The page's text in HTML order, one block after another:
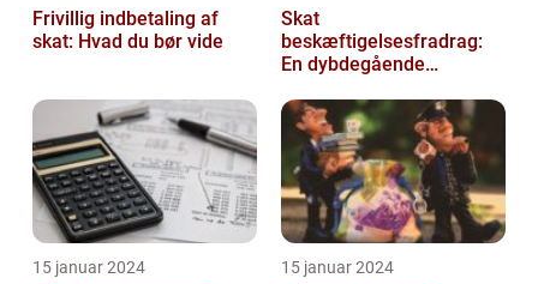
Frivillig indbetaling af
skat: Hvad du bør vide
Skat
beskæftigelsesfradrag:
En dybdegående
15 januar 2024 15 januar 2024